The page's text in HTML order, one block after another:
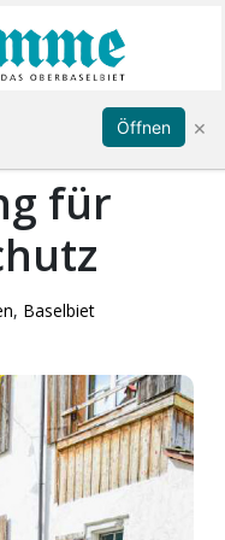
Anmelden
für
, Baselbiet
Öffnen ×